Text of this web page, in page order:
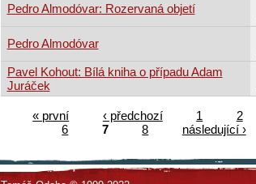
Pedro Almodóvar: Rozervaná objetí
Pedro Almodóvar
Pavel Kohout: Bílá kniha o případu Adam
Juráček
« první ‹ předchozí 1 2
6
7 8 následující ›